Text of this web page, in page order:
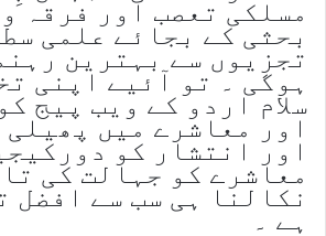
مسلکی تعصب اور فرقہ
بحثی کے بجائے علمی
تجزیوں سے بہترین
ہوگی ۔ تو آئیے اپنی
سلام اردو کے ویب پیج
اور معاشرے میں پھیلی
اور انتشار کو
معاشرے کو جہالت کی
نکالنا ہی سب سے افضل
ہے ۔